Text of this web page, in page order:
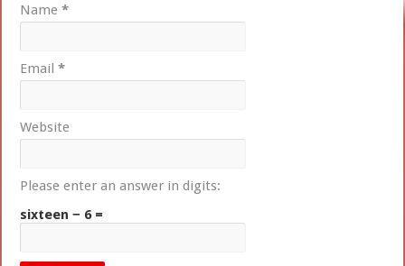
Name*
Email*
Website
Please enter an answer in digits:
sixteen − 6 =